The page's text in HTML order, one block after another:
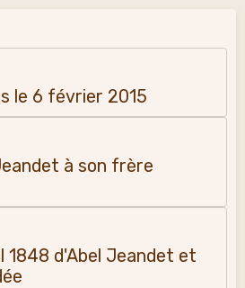
le 6 février 2015
à son frère
et